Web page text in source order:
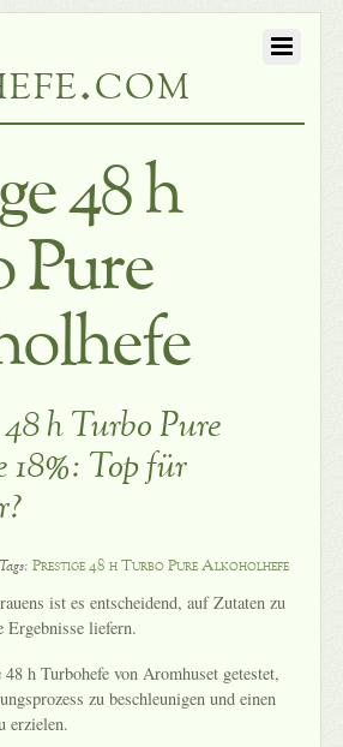
48 h
Pure
h Turbo Pure
Top für
Tags: Prestige 48 h Turbo Pure Alkoholhefe
ist es entscheidend, auf Zutaten zu
Ergebnisse liefern.
h Turbohefe von Aromhuset getestet,
zu beschleunigen und einen
erzielen.